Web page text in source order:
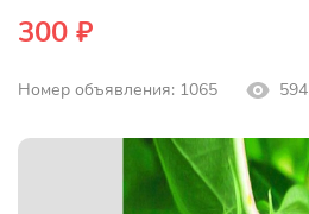
300 ₽
Номер объявления: 1065 594